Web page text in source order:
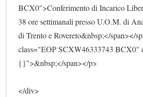
BCX0">Conferimento di Incarico
38 ore settimanali presso U.O.M. di
di Trento e Rovereto&nbsp;</span></
class="EOP SCXW46333743 BCX0"
{}">&nbsp;</span></p>
</div>